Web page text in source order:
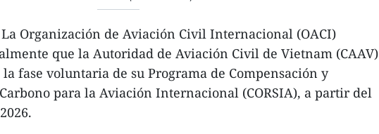
Organización de Aviación Civil Internacional (OACI)
que la Autoridad de Aviación Civil de Vietnam (CAAV)
fase voluntaria de su Programa de Compensación y
para la Aviación Internacional (CORSIA), a partir del